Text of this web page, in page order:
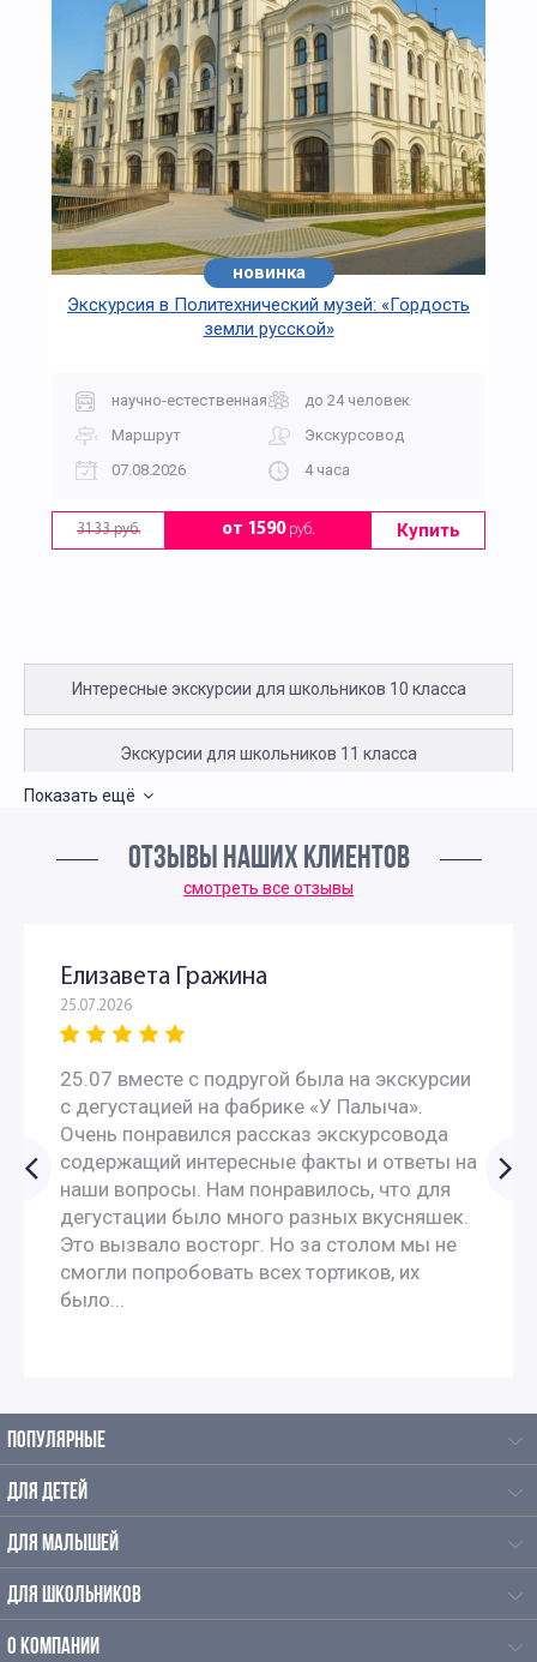
новинка
Экскурсия в Политехнический музей: «Гордость
земли русской»
научно-естественная
до 24 человек
Маршрут
Экскурсовод
07.08.2026
4 часа
3133 руб. от 1590руб. Купить
Интересные экскурсии для школьников 10 класса
Экскурсии для школьников 11 класса
Экскурсии для детей 3 класса
Интересные экскурсии для 5 класса в Москве
Интересные экскурсии для школьников 6 класса в
Москве
Экскурсии для школьников 7 класса в Москве
Экскурсии по москве для 9 класса
Экскурсии для школьников начальных классов
Экскурсии для школьников на каникулы
Осенние экскурсии для школьников
Экскурсии по профориентации для школьников
Показать ещё
ОТЗЫВЫ НАШИХ КЛИЕНТОВ
смотреть все отзывы
Елизавета Гражина
25.07.2026
25.07 вместе с подругой была на экскурсии
с дегустацией на фабрике «У Палыча».
Очень понравился рассказ экскурсовода
содержащий интересные факты и ответы на
наши вопросы. Нам понравилось, что для
дегустации было много разных вкусняшек.
Это вызвало восторг. Но за столом мы не
смогли попробовать всех тортиков, их
было...
ПОПУЛЯРНЫЕ
ДЛЯ ДЕТЕЙ
ДЛЯ МАЛЫШЕЙ
ДЛЯ ШКОЛЬНИКОВ
О КОМПАНИИ